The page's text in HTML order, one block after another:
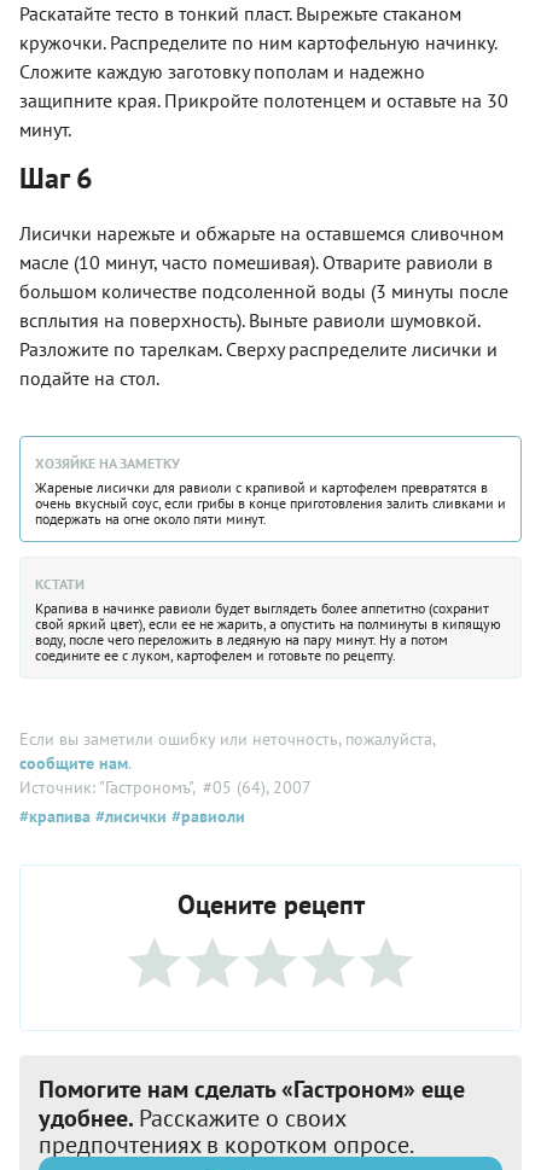
Раскатайте тесто в тонкий пласт. Вырежьте стаканом
кружочки. Распределите по ним картофельную начинку.
Сложите каждую заготовку пополам и надежно
защипните края. Прикройте полотенцем и оставьте на 30
минут.
Шаг 6
Лисички нарежьте и обжарьте на оставшемся сливочном
масле (10 минут, часто помешивая). Отварите равиоли в
большом количестве подсоленной воды (3 минуты после
всплытия на поверхность). Выньте равиоли шумовкой.
Разложите по тарелкам. Сверху распределите лисички и
подайте на стол.
ХОЗЯЙКЕ НА ЗАМЕТКУ
Жареные лисички для равиоли с крапивой и картофелем превратятся в
очень вкусный соус, если грибы в конце приготовления залить сливками и
подержать на огне около пяти минут.
КСТАТИ
Крапива в начинке равиоли будет выглядеть более аппетитно (сохранит
свой яркий цвет), если ее не жарить, а опустить на полминуты в кипящую
воду, после чего переложить в ледяную на пару минут. Ну а потом
соедините ее с луком, картофелем и готовьте по рецепту.
Если вы заметили ошибку или неточность, пожалуйста,
сообщите нам.
Источник: "Гастрономъ", #05 (64), 2007
#крапива #лисички #равиоли
Оцените рецепт
Помогите нам сделать «Гастроном» еще
удобнее. Расскажите о своих
предпочтениях в коротком опросе.